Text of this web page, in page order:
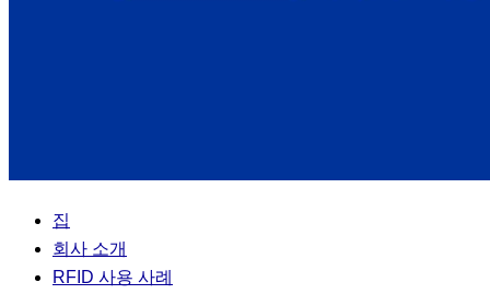
집
회사 소개
RFID 사용 사례